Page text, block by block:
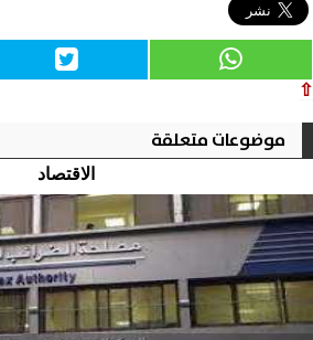
⇧
موضوعات متعلقة
الاقتصاد